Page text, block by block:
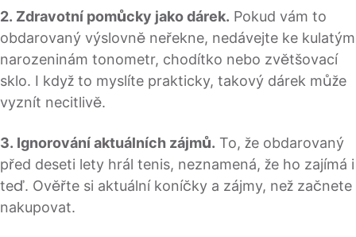
2. Zdravotní pomůcky jako dárek. Pokud vám to
obdarovaný výslovně neřekne, nedávejte ke kulatým
narozeninám tonometr, chodítko nebo zvětšovací
sklo. I když to myslíte prakticky, takový dárek může
vyznít necitlivě.
3. Ignorování aktuálních zájmů. To, že obdarovaný
před deseti lety hrál tenis, neznamená, že ho zajímá i
teď. Ověřte si aktuální koníčky a zájmy, než začnete
nakupovat.